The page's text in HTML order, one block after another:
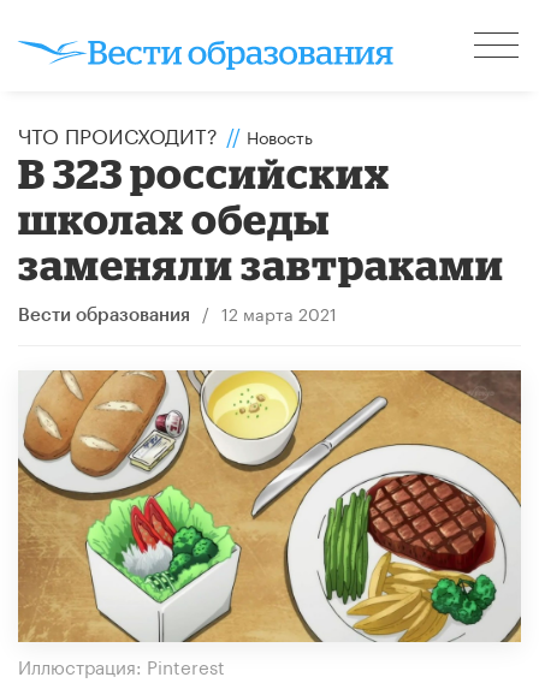
ЧТО ПРОИСХОДИТ? // Новость
В 323 российских
школах обеды
заменяли завтраками
Вести образования / 12 марта 2021
Иллюстрация: Pinterest